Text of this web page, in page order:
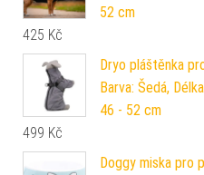
52 cm
425 Kč
Dryo pláštěnka
Barva: Šedá,
46 - 52 cm
499 Kč
Doggy miska pro